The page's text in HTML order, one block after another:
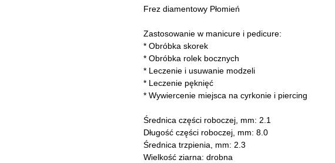
Frez diamentowy Płomień
Zastosowanie w manicure i pedicure:
* Obróbka skorek
* Obróbka rolek bocznych
* Leczenie i usuwanie modzeli
* Leczenie pęknięć
* Wywiercenie miejsca na cyrkonie i piercing
Średnica części roboczej, mm: 2.1
Długość części roboczej, mm: 8.0
Średnica trzpienia, mm: 2.3
Wielkość ziarna: drobna